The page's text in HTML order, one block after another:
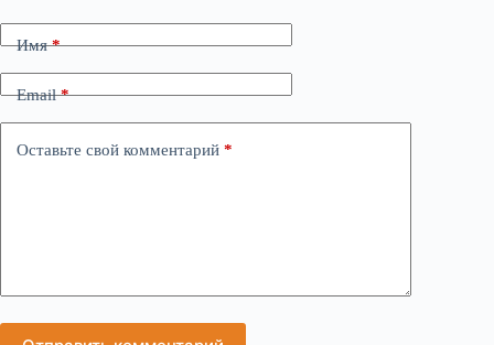
Имя*
Email*
Оставьте свой комментарий *